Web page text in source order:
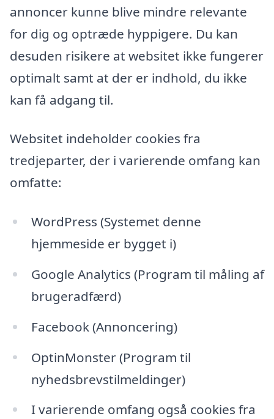
annoncer kunne blive mindre relevante
for dig og optræde hyppigere. Du kan
desuden risikere at websitet ikke fungerer
optimalt samt at der er indhold, du ikke
kan få adgang til.
Websitet indeholder cookies fra
tredjeparter, der i varierende omfang kan
omfatte:
WordPress (Systemet denne
hjemmeside er bygget i)
Google Analytics (Program til måling af
brugeradfærd)
Facebook (Annoncering)
OptinMonster (Program til
nyhedsbrevstilmeldinger)
I varierende omfang også cookies fra